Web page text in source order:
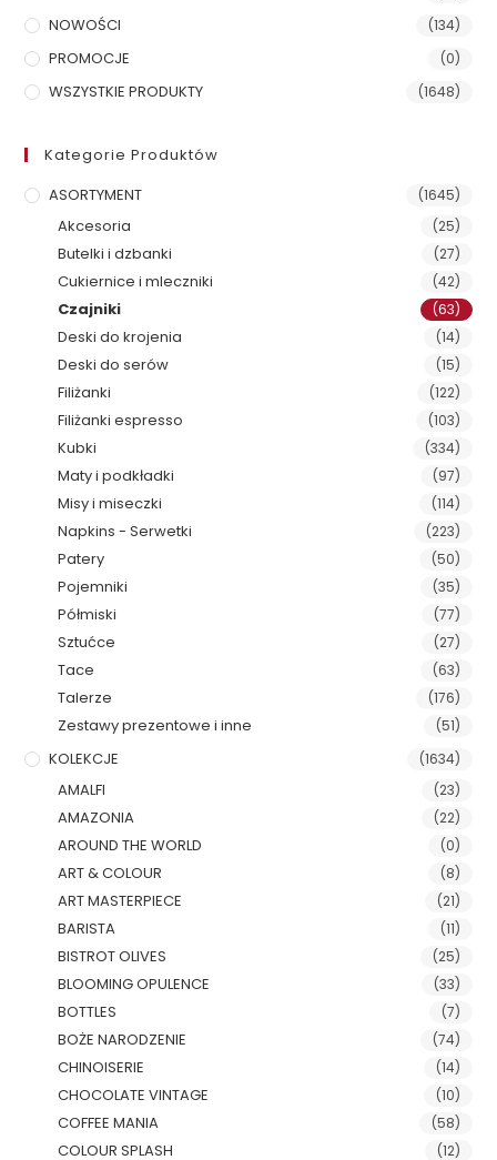
NOWOŚCI (134)
PROMOCJE (0)
WSZYSTKIE PRODUKTY (1648)
Kategorie Produktów
ASORTYMENT
(1645)
Akcesoria (25)
Butelki i dzbanki (27)
Cukiernice i mleczniki (42)
Czajniki (63)
Deski do krojenia (14)
Deski do serów (15)
Filiżanki (122)
Filiżanki espresso (103)
Kubki (334)
Maty i podkładki (97)
Misy i miseczki (114)
Napkins - Serwetki (223)
Patery (50)
Pojemniki (35)
Półmiski (77)
Sztućce (27)
Tace (63)
Talerze (176)
Zestawy prezentowe i inne (51)
KOLEKCJE (1634)
AMALFI (23)
AMAZONIA (22)
AROUND THE WORLD (0)
ART & COLOUR (8)
ART MASTERPIECE (21)
BARISTA (11)
BISTROT OLIVES (25)
BLOOMING OPULENCE (33)
BOTTLES (7)
BOŻE NARODZENIE (74)
CHINOISERIE (14)
CHOCOLATE VINTAGE (10)
COFFEE MANIA (58)
COLOUR SPLASH (12)